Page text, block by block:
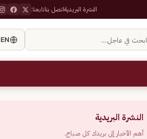
النشرة البريديةاتصل بناتابعنا:
ابحث في عاجل… EN
النشرة البريدية
أهم الأخبار إلى بريدك كل صباح.